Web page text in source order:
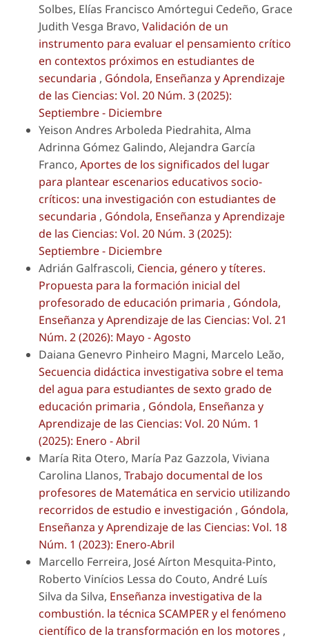
Solbes, Elías Francisco Amórtegui Cedeño, Grace
Judith Vesga Bravo, Validación de un
instrumento para evaluar el pensamiento crítico
en contextos próximos en estudiantes de
secundaria , Góndola, Enseñanza y Aprendizaje
de las Ciencias: Vol. 20 Núm. 3 (2025):
Septiembre - Diciembre
Yeison Andres Arboleda Piedrahita, Alma
Adrinna Gómez Galindo, Alejandra García
Franco, Aportes de los significados del lugar
para plantear escenarios educativos socio-
críticos: una investigación con estudiantes de
secundaria , Góndola, Enseñanza y Aprendizaje
de las Ciencias: Vol. 20 Núm. 3 (2025):
Septiembre - Diciembre
Adrián Galfrascoli, Ciencia, género y títeres.
Propuesta para la formación inicial del
profesorado de educación primaria , Góndola,
Enseñanza y Aprendizaje de las Ciencias: Vol. 21
Núm. 2 (2026): Mayo - Agosto
Daiana Genevro Pinheiro Magni, Marcelo Leão,
Secuencia didáctica investigativa sobre el tema
del agua para estudiantes de sexto grado de
educación primaria , Góndola, Enseñanza y
Aprendizaje de las Ciencias: Vol. 20 Núm. 1
(2025): Enero - Abril
María Rita Otero, María Paz Gazzola, Viviana
Carolina Llanos, Trabajo documental de los
profesores de Matemática en servicio utilizando
recorridos de estudio e investigación , Góndola,
Enseñanza y Aprendizaje de las Ciencias: Vol. 18
Núm. 1 (2023): Enero-Abril
Marcello Ferreira, José Aírton Mesquita-Pinto,
Roberto Vinícios Lessa do Couto, André Luís
Silva da Silva, Enseñanza investigativa de la
combustión. la técnica SCAMPER y el fenómeno
científico de la transformación en los motores ,